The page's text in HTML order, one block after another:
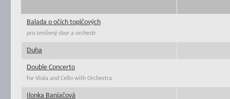
Balada o očích topičových
pro smíšený sbor a orchestr
Duha
Double Concerto
for Viola and Cello with Orchestra
Ilonka Baniačová